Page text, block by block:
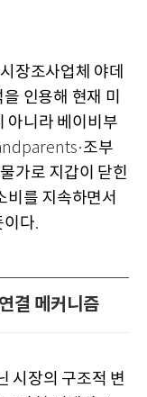
장조사업체 야데
인용해 현재 미
아니라 베이비부
조부
가로 지갑이 닫힌
비를 지속하면서
이다.
결 메커니즘
시장의 구조적 변